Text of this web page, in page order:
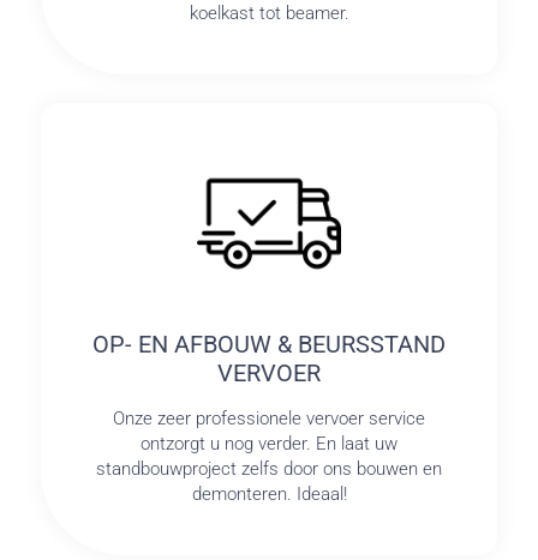
koelkast tot beamer.
OP- EN AFBOUW & BEURSSTAND
VERVOER
Onze zeer professionele vervoer service
ontzorgt u nog verder. En laat uw
standbouwproject zelfs door ons bouwen en
demonteren. Ideaal!